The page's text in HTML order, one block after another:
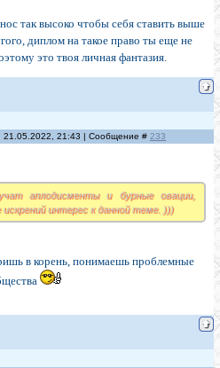
так высоко чтобы себя ставить выше
диплом на такое право ты еще не
это твоя личная фантазия.
21.05.2022, 21:43 | Сообщение # 233
аплодисменты и бурные овации,
искрений интерес к данной теме. )))
в корень, понимаешь проблемные